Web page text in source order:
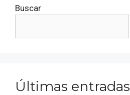
Buscar
Últimas entradas